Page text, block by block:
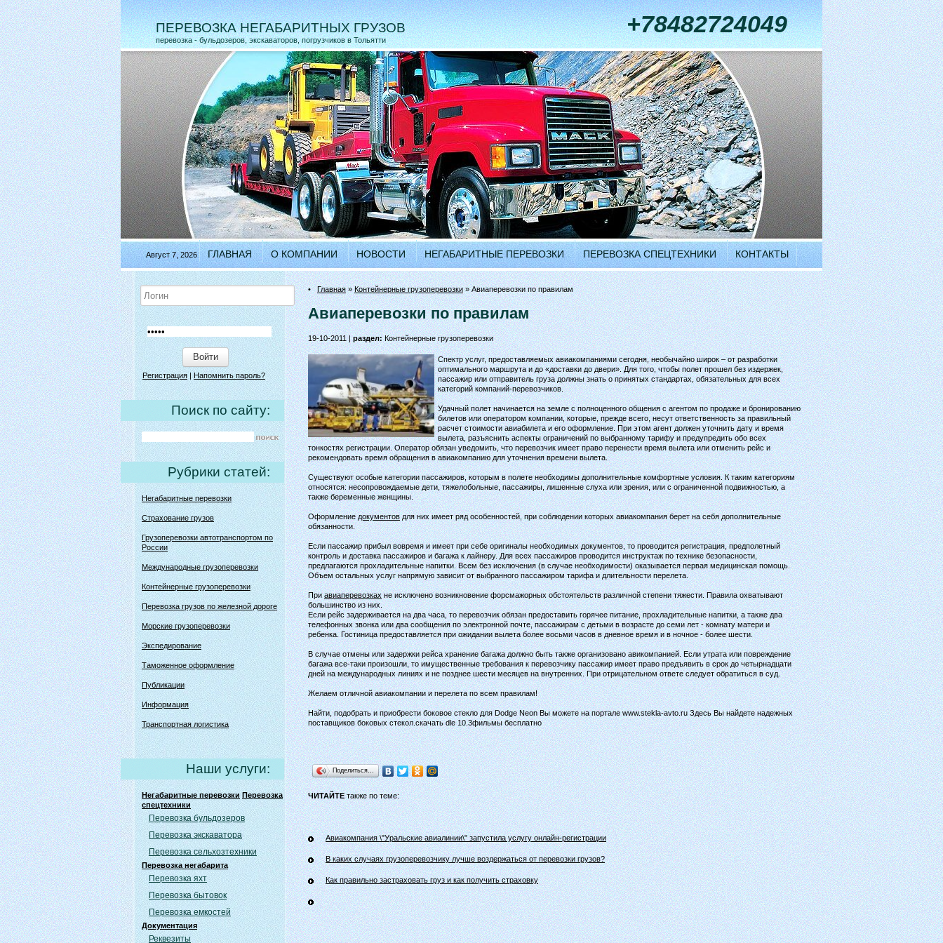
+78482724049
ПЕРЕВОЗКА НЕГАБАРИТНЫХ ГРУЗОВ
перевозка - бульдозеров, экскаваторов, погрузчиков в Тольятти
Август 7, 2026 ГЛАВНАЯ О КОМПАНИИ НОВОСТИ НЕГАБАРИТНЫЕ ПЕРЕВОЗКИ ПЕРЕВОЗКА СПЕЦТЕХНИКИ КОНТАКТЫ
Войти
Регистрация|Напомнить пароль?
Поиск по сайту:
Рубрики статей:
Негабаритные перевозки
Страхование грузов
Грузоперевозки автотранспортом по
России
Международные грузоперевозки
Контейнерные грузоперевозки
Перевозка грузов по железной дороге
Морские грузоперевозки
Экспедирование
Таможенное оформление
Публикации
Информация
Транспортная логистика
Наши услуги:
Негабаритные перевозки Перевозка
спецтехники
Перевозка бульдозеров
Перевозка экскаватора
Перевозка сельхозтехники
Перевозка негабарита
Перевозка яхт
Перевозка бытовок
Перевозка емкостей
Документация
Реквезиты
•Главная»Контейнерные грузоперевозки» Авиаперевозки по правилам
Авиаперевозки по правилам
19-10-2011 |раздел:Контейнерные грузоперевозки
Спектр услуг, предоставляемых авиакомпаниями сегодня, необычайно широк – от разработки
оптимального маршрута и до «доставки до двери». Для того, чтобы полет прошел без издержек,
пассажир или отправитель груза должны знать о принятых стандартах, обязательных для всех
категорий компаний-перевозчиков.
Удачный полет начинается на земле с полноценного общения с агентом по продаже и бронированию
билетов или оператором компании, которые, прежде всего, несут ответственность за правильный
расчет стоимости авиабилета и его оформление. При этом агент должен уточнить дату и время
вылета, разъяснить аспекты ограничений по выбранному тарифу и предупредить обо всех
тонкостях регистрации. Оператор обязан уведомить, что перевозчик имеет право перенести время вылета или отменить рейс и
рекомендовать время обращения в авиакомпанию для уточнения времени вылета.
Существуют особые категории пассажиров, которым в полете необходимы дополнительные комфортные условия. К таким категориям
относятся: несопровождаемые дети, тяжелобольные, пассажиры, лишенные слуха или зрения, или с ограниченной подвижностью, а
также беременные женщины.
Оформлениедокументовдля них имеет ряд особенностей, при соблюдении которых авиакомпания берет на себя дополнительные
обязанности.
Если пассажир прибыл вовремя и имеет при себе оригиналы необходимых документов, то проводится регистрация, предполетный
контроль и доставка пассажиров и багажа к лайнеру. Для всех пассажиров проводится инструктаж по технике безопасности,
предлагаются прохладительные напитки. Всем без исключения (в случае необходимости) оказывается первая медицинская помощь.
Объем остальных услуг напрямую зависит от выбранного пассажиром тарифа и длительности перелета.
Приавиаперевозкахне исключено возникновение форсмажорных обстоятельств различной степени тяжести. Правила охватывают
большинство из них.
Если рейс задерживается на два часа, то перевозчик обязан предоставить горячее питание, прохладительные напитки, а также два
телефонных звонка или два сообщения по электронной почте, пассажирам с детьми в возрасте до семи лет - комнату матери и
ребенка. Гостиница предоставляется при ожидании вылета более восьми часов в дневное время и в ночное - более шести.
В случае отмены или задержки рейса хранение багажа должно быть также организовано авикомпанией. Если утрата или повреждение
багажа все-таки произошли, то имущественные требования к перевозчику пассажир имеет право предъявить в срок до четырнадцати
дней на международных линиях и не позднее шести месяцев на внутренних. При отрицательном ответе следует обратиться в суд.
Желаем отличной авиакомпании и перелета по всем правилам!
Найти, подобрать и приобрести боковое стекло для Dodge Neon Вы можете на портале www.stekla-avto.ru Здесь Вы найдете надежных
поставщиков боковых стекол.скачать dle 10.3фильмы бесплатно
Поделиться…
ЧИТАЙТЕтакже по теме:
Авиакомпания \"Уральские авиалинии\" запустила услугу онлайн-регистрации
В каких случаях грузоперевозчику лучше воздержаться от перевозки грузов?
Как правильно застраховать груз и как получить страховку